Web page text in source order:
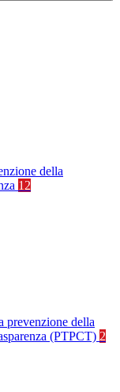
della
12
prevenzione della
(PTPCT) 2